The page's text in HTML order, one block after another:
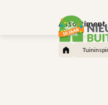
Assortiment